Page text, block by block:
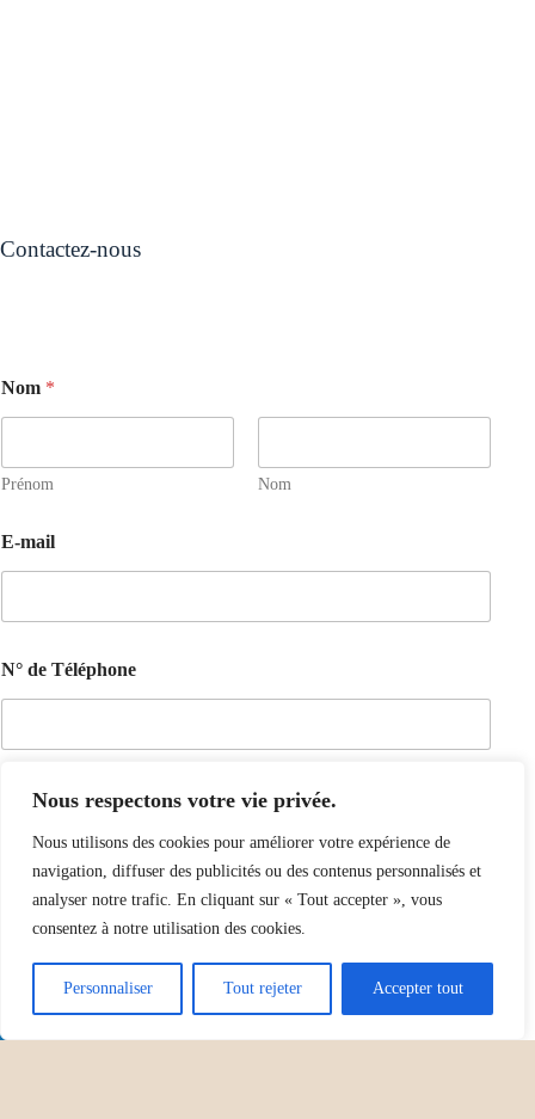
Nous respectons votre vie privée.
Nous utilisons des cookies pour améliorer votre expérience de
navigation, diffuser des publicités ou des contenus personnalisés et
analyser notre trafic. En cliquant sur « Tout accepter », vous
consentez à notre utilisation des cookies.
Personnaliser Tout rejeter Accepter tout
Contactez-nous
Nom *
Prénom Nom
E-mail
N° de Téléphone
Commentaire ou message